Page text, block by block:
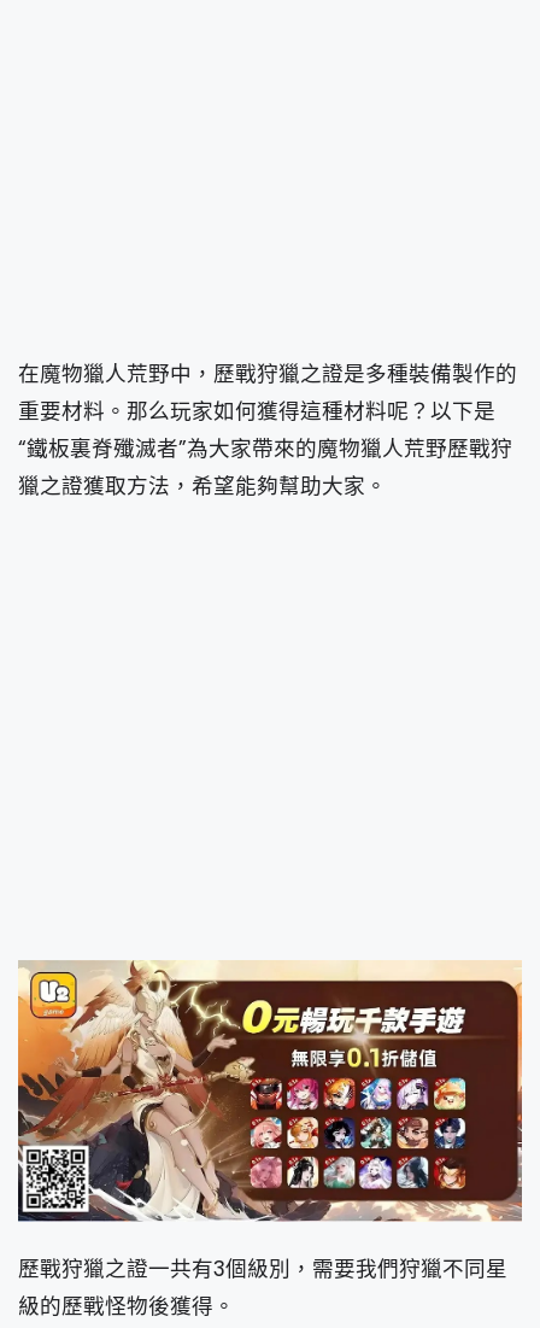
在魔物獵人荒野中，歷戰狩獵之證是多種裝備製作的
重要材料。那么玩家如何獲得這種材料呢？以下是
“鐵板裏脊殲滅者”為大家帶來的魔物獵人荒野歷戰狩
獵之證獲取方法，希望能夠幫助大家。
歷戰狩獵之證一共有3個級別，需要我們狩獵不同星
級的歷戰怪物後獲得。